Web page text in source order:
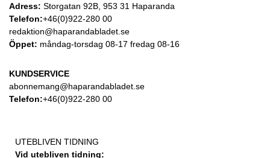
Adress: Storgatan 92B, 953 31 Haparanda
Telefon:+46(0)922-280 00
redaktion@haparandabladet.se
Öppet: måndag-torsdag 08-17 fredag 08-16
KUNDSERVICE
abonnemang@haparandabladet.se
Telefon:+46(0)922-280 00
UTEBLIVEN TIDNING
Vid utebliven tidning: